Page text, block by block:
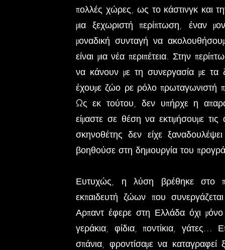
πολλές χώρες, ως το κάστινγκ και
μια ξεχωριστή περίπτωση, έναν
μοναδική συνταγή να
είναι μια νέα περιπέτεια. Στην
να κάνουν με τη συνεργασία με τα
έχουμε ζώο ρε ρόλο πρωταγωνιστή
Ως εκ τούτου, δεν υπήρχε η
είμαστε σε θέση να εκτιμήσουμε
σκηνοθέτης δεν είχε
βοηθούσε στη δημιουργία του
Ευτυχώς, η λύση βρέθηκε στο
εκπαιδευτή ζώων που
Αρπαντ έφερε στη Ελλάδα όχι μόνο
γεράκια, φίδια, ποντίκια, γάτες...
σπάνια, φροντίσαμε να